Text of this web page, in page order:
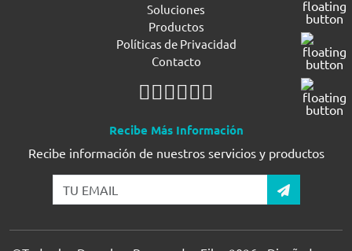
Soluciones
Productos
Políticas de Privacidad
Contacto
Recibe Más Información
Recibe información de nuestros servicios y productos